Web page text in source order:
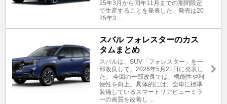
25年3月から同年11月までの期間限定
で生産することを発表した。発売は20
25年3 ...
スバル フォレスターのカス
タムまとめ
スバルは、SUV「フォレスター」を一
部改良して、2026年5月21日に発表し
た。 今回の一部改良では、機能性や利
便性を向上。具体的には、全車に標準
装備しているスマートリアビューミラ
ーの画質を改善し ...